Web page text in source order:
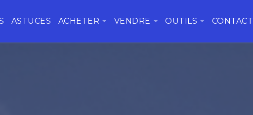
ASTUCES ACHETER VENDRE OUTILS CONTACT